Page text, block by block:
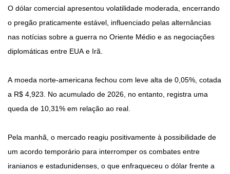
O dólar comercial apresentou volatilidade moderada, encerrando
o pregão praticamente estável, influenciado pelas alternâncias
nas notícias sobre a guerra no Oriente Médio e as negociações
diplomáticas entre EUA e Irã.
A moeda norte-americana fechou com leve alta de 0,05%, cotada
a R$ 4,923. No acumulado de 2026, no entanto, registra uma
queda de 10,31% em relação ao real.
Pela manhã, o mercado reagiu positivamente à possibilidade de
um acordo temporário para interromper os combates entre
iranianos e estadunidenses, o que enfraqueceu o dólar frente a